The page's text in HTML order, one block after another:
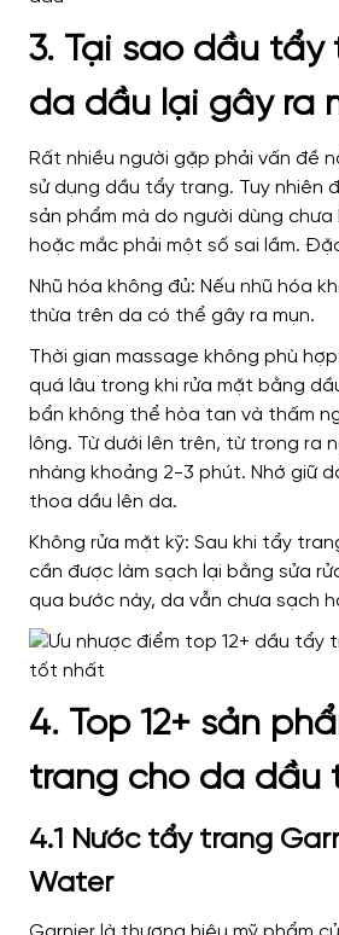
3. Tại sao dầu tẩy
da dầu lại gây ra
Rất nhiều người gặp phải vấn đề
sử dụng dầu tẩy trang. Tuy nhiên
sản phẩm mà do người dùng
hoặc mắc phải một số sai lầm.
Nhũ hóa không đủ: Nếu nhũ hóa
thừa trên da có thể gây ra mụn.
Thời gian massage không phù
quá lâu trong khi rửa mặt bằng
bẩn không thể hòa tan và thấm
lông. Từ dưới lên trên, từ trong ra
nhàng khoảng 2-3 phút. Nhớ giữ
thoa dầu lên da.
Không rửa mặt kỹ: Sau khi tẩy
cần được làm sạch lại bằng sửa
qua bước này, da vẫn chưa sạch
4. Top 12+ sản
trang cho da dầu
4.1 Nước tẩy trang
Water